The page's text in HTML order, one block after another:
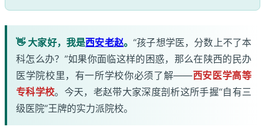
👋 大家好，我是西安老赵。“孩子想学医，分数上不了本
科怎么办？”如果你面临这样的困惑，那么在陕西的民办
医学院校里，有一所学校你必须了解——西安医学高等
专科学校。今天，老赵带大家深度剖析这所手握“自有三
级医院”王牌的实力派院校。